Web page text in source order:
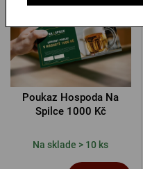
Poukaz Hospoda Na
Spilce 1000 Kč
Na sklade > 10 ks